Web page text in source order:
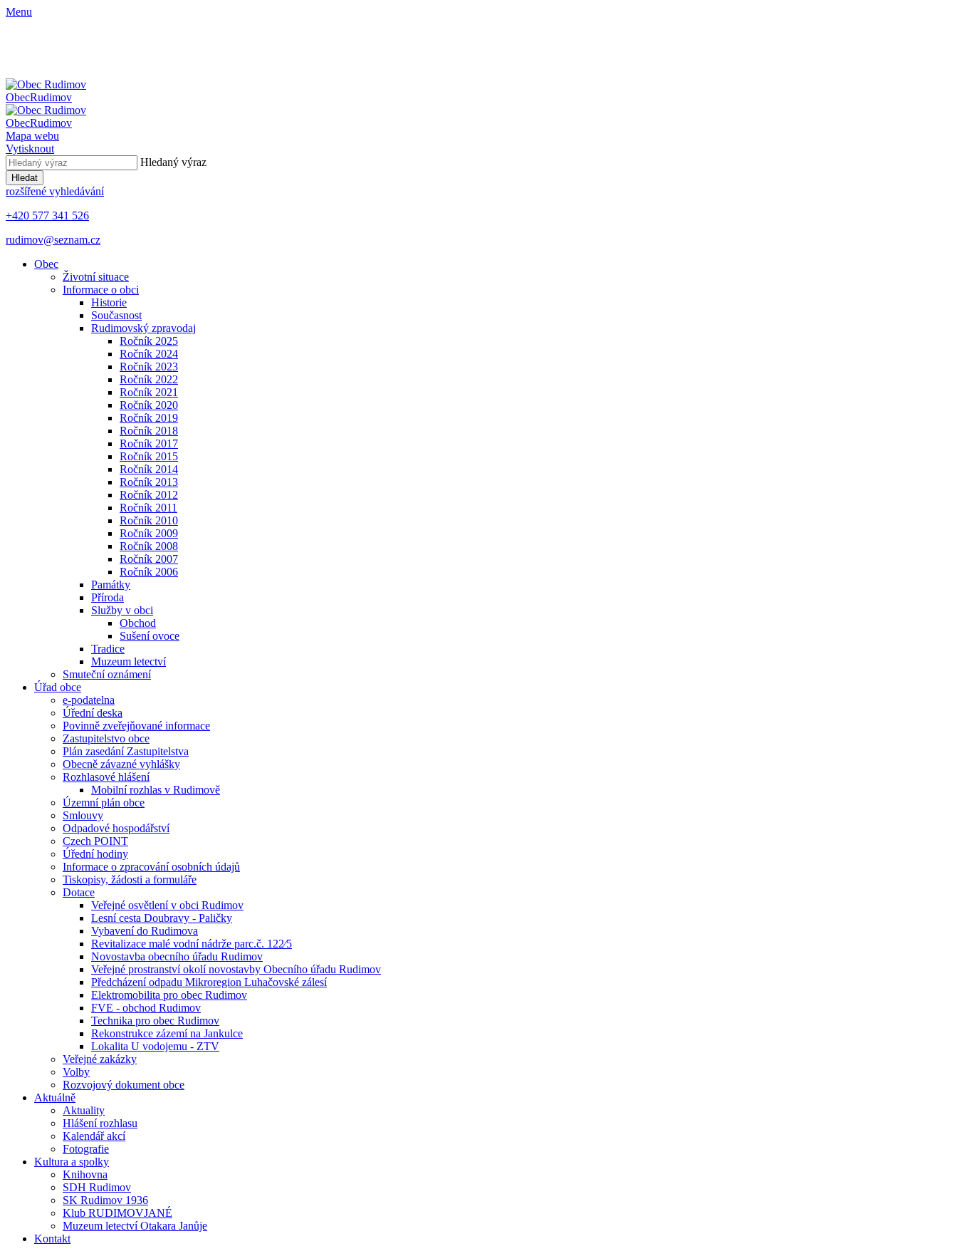
Menu
ObecRudimov
ObecRudimov
Mapa webu
Vytisknout
Hledaný výraz
Hledat
rozšířené vyhledávání
+420 577 341 526
rudimov@seznam.cz
Obec
Životní situace
Informace o obci
Historie
Současnost
Rudimovský zpravodaj
Ročník 2025
Ročník 2024
Ročník 2023
Ročník 2022
Ročník 2021
Ročník 2020
Ročník 2019
Ročník 2018
Ročník 2017
Ročník 2015
Ročník 2014
Ročník 2013
Ročník 2012
Ročník 2011
Ročník 2010
Ročník 2009
Ročník 2008
Ročník 2007
Ročník 2006
Památky
Příroda
Služby v obci
Obchod
Sušení ovoce
Tradice
Muzeum letectví
Smuteční oznámení
Úřad obce
e-podatelna
Úřední deska
Povinně zveřejňované informace
Zastupitelstvo obce
Plán zasedání Zastupitelstva
Obecně závazné vyhlášky
Rozhlasové hlášení
Mobilní rozhlas v Rudimově
Územní plán obce
Smlouvy
Odpadové hospodářství
Czech POINT
Úřední hodiny
Informace o zpracování osobních údajů
Tiskopisy, žádosti a formuláře
Dotace
Veřejné osvětlení v obci Rudimov
Lesní cesta Doubravy - Paličky
Vybavení do Rudimova
Revitalizace malé vodní nádrže parc.č. 122⁄5
Novostavba obecního úřadu Rudimov
Veřejné prostranství okolí novostavby Obecního úřadu Rudimov
Předcházení odpadu Mikroregion Luhačovské zálesí
Elektromobilita pro obec Rudimov
FVE - obchod Rudimov
Technika pro obec Rudimov
Rekonstrukce zázemí na Jankulce
Lokalita U vodojemu - ZTV
Veřejné zakázky
Volby
Rozvojový dokument obce
Aktuálně
Aktuality
Hlášení rozhlasu
Kalendář akcí
Fotografie
Kultura a spolky
Knihovna
SDH Rudimov
SK Rudimov 1936
Klub RUDIMOVJANÉ
Muzeum letectví Otakara Janůje
Kontakt